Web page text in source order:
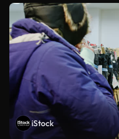
iStock